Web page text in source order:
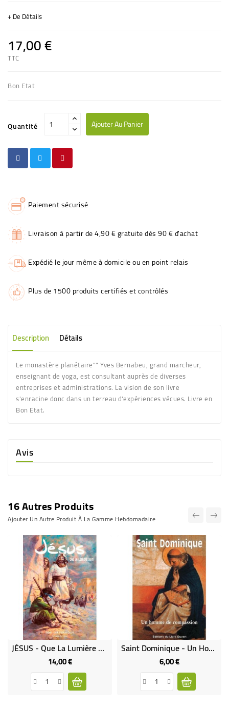
+ De Détails
17,00 €
TTC
Bon Etat
Quantité Ajouter Au Panier
Paiement sécurisé
Livraison à partir de 4,90 € gratuite dès 90 € d'achat
Expédié le jour même à domicile ou en point relais
Plus de 1500 produits certifiés et contrôlés
Description Détails
Le monastère planétaire"" Yves Bernabeu, grand marcheur,
enseignant de yoga, est consultant auprès de diverses
entreprises et administrations. La vision de son livre
s'enracine donc dans un terreau d'expériences vécues. Livre en
Bon Etat.
Avis
16 Autres Produits
Ajouter Un Autre Produit À La Gamme Hebdomadaire
JÉSUS - Que La Lumière Soit!
14,00 €Prix
Saint Dominique - Un Homme De Compassion
6,00 €Prix